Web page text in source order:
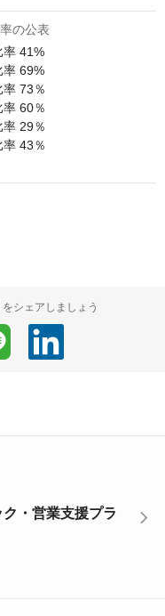
の公表
率 41%
率 69%
73％
60％
29％
43％
シェアしましょう
・営業支援プラ